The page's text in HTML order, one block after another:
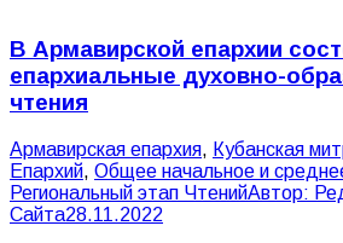
В Армавирской епархии
епархиальные духовно-
чтения
Армавирская епархия, Кубанская
Епархий, Общее начальное и
Региональный этап ЧтенийАвтор:
Сайта28.11.2022